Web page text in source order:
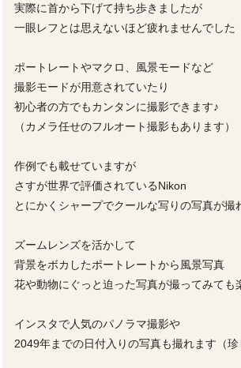
実際に首から下げて持ち歩きましたが
一眼レフとは思えないほど疲れませんでした
ポートレートやマクロ、風景モードなど
撮影モードが用意されていたり
初心者の方でもカンタンに撮影できます♪
（カメラ任せのフルオート撮影もあります）
作例でも載せていますが
さすが世界で評価されているNikon
とにかくシャープでクールな写りの写真が撮
ズームレンズを活かして
背景をボカしたポートレートから風景写真
花や動物にぐっと迫った写真が撮ってみても
インスタで人気のパノラマ撮影や
2049年までの日付入りの写真も撮れます（珍